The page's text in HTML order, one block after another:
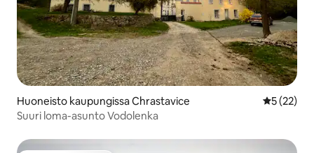
Huoneisto kaupungissa Chrastavice
5 (22)
Suuri loma-asunto Vodolenka